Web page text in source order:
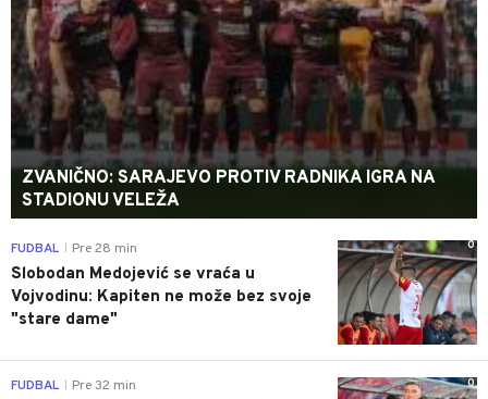
ZVANIČNO: SARAJEVO PROTIV RADNIKA IGRA NA
STADIONU VELEŽA
0
FUDBAL Pre 28 min
Slobodan Medojević se vraća u
Vojvodinu: Kapiten ne može bez svoje
"stare dame"
0
FUDBAL Pre 32 min